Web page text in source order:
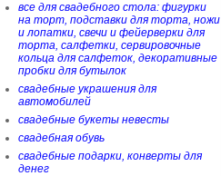
все для свадебного стола: фигурки
на торт, подставки для торта, ножи
и лопатки, свечи и фейерверки для
торта, салфетки, сервировочные
кольца для салфеток, декоративные
пробки для бутылок
свадебные украшения для
автомобилей
свадебные букеты невесты
свадебная обувь
свадебные подарки, конверты для
денег